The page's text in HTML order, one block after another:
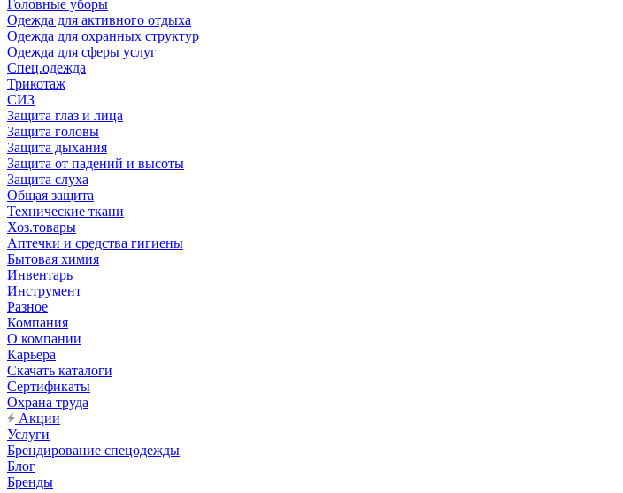
Головные уборы
Одежда для активного отдыха
Одежда для охранных структур
Одежда для сферы услуг
Спец.одежда
Трикотаж
СИЗ
Защита глаз и лица
Защита головы
Защита дыхания
Защита от падений и высоты
Защита слуха
Общая защита
Технические ткани
Хоз.товары
Аптечки и средства гигиены
Бытовая химия
Инвентарь
Инструмент
Разное
Компания
О компании
Карьера
Cкачать каталоги
Сертификаты
Охрана труда
Акции
Услуги
Брендирование спецодежды
Блог
Бренды